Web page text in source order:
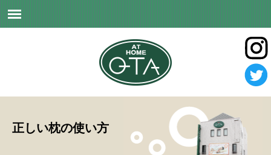
正しい枕の使い方